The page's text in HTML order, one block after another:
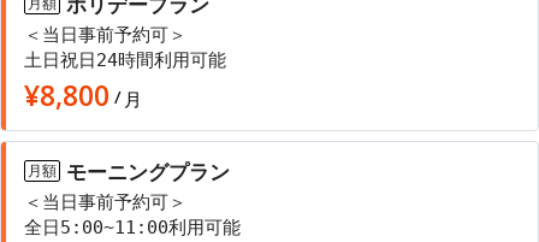
＜当日事前予約可＞
土日祝日24時間利用可能
¥8,800 / 月
月額 モーニングプラン
＜当日事前予約可＞
全日5:00~11:00利用可能